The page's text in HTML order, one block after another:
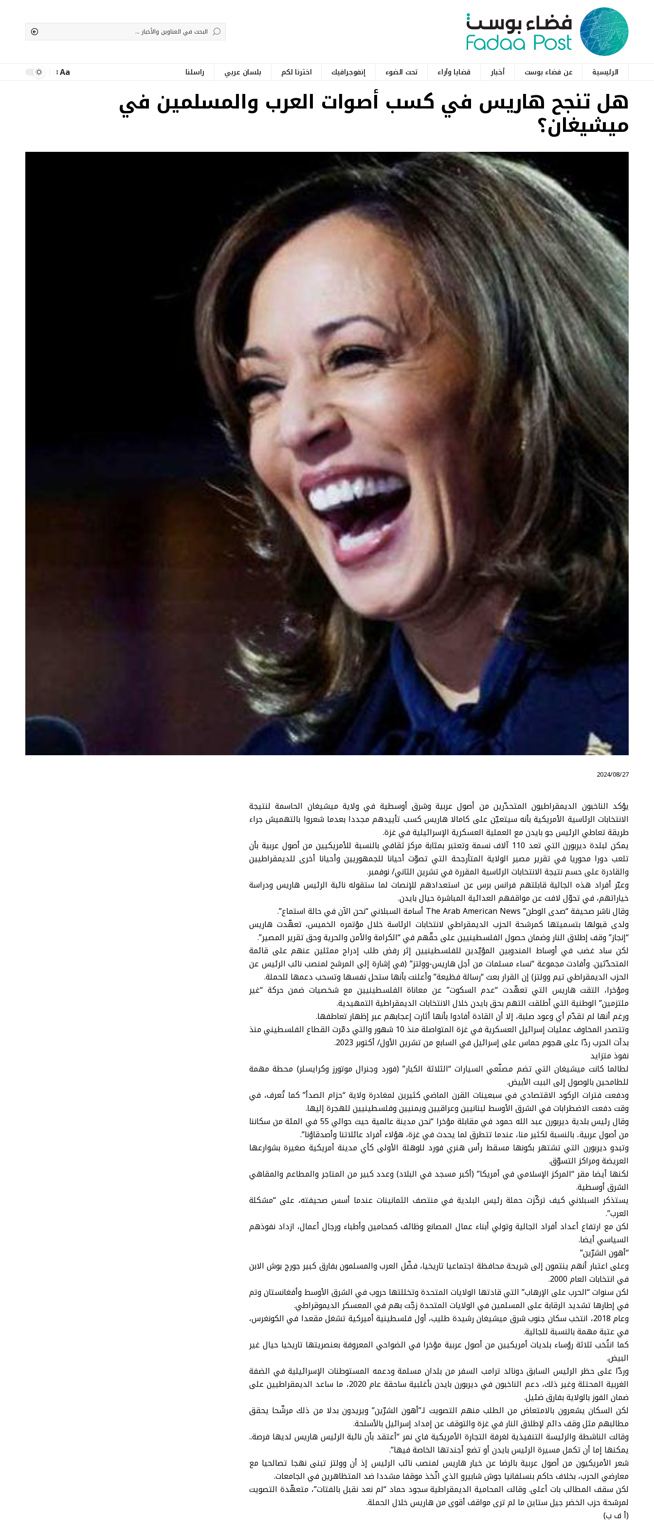
الرئيسية عن فضاء بوست أخبار قضايا وآراء تحت الضوء إنفوجرافيك اخترنا لكم بلسان عربي راسلنا
Font
Aa
هل تنجح هاريس في كسب أصوات العرب والمسلمين في
ميشيغان؟
⠀ 2024/08/27
يؤكد الناخبون الديمقراطيون المتحدّرين من أصول عربية وشرق أوسطية في ولاية ميشيغان الحاسمة لنتيجة
الانتخابات الرئاسية الأمريكية بأنه سيتعيّن على كامالا هاريس كسب تأييدهم مجددا بعدما شعروا بالتهميش جراء
طريقة تعاطي الرئيس جو بايدن مع العملية العسكرية الإسرائيلية في غزة.
يمكن لبلدة ديربورن التي تعد 110 آلاف نسمة وتعتبر بمثابة مركز ثقافي بالنسبة للأمريكيين من أصول عربية بأن
تلعب دورا محوريا في تقرير مصير الولاية المتأرجحة التي تصوّت أحيانا للجمهوريين وأحيانا أخرى للديمقراطيين
والقادرة على حسم نتيجة الانتخابات الرئاسية المقررة في تشرين الثاني/ نوفمبر.
وعبّر أفراد هذه الجالية قابلتهم فرانس برس عن استعدادهم للإنصات لما ستقوله نائبة الرئيس هاريس ودراسة
خياراتهم، في تحوّل لافت عن مواقفهم العدائية المباشرة حيال بايدن.
وقال ناشر صحيفة “صدى الوطن” The Arab American News أسامة السبلاني “نحن الآن في حالة استماع”.
ولدى قبولها بتسميتها كمرشحة الحزب الديمقراطي لانتخابات الرئاسة خلال مؤتمره الخميس، تعهّدت هاريس
“إنجاز” وقف إطلاق النار وضمان حصول الفلسطينيين على حقّهم في “الكرامة والأمن والحرية وحق تقرير المصير”.
لكن ساد غضب في أوساط المندوبين المؤيّدين للفلسطينيين إثر رفض طلب إدراج ممثلين عنهم على قائمة
المتحدّثين. وأفادت مجموعة “نساء مسلمات من أجل هاريس-وولتز” (في إشارة إلى المرشح لمنصب نائب الرئيس عن
الحزب الديمقراطي تيم وولتز) إن القرار بعث “رسالة فظيعة” وأعلنت بأنها ستحل نفسها وتسحب دعمها للحملة.
ومؤخرا، التقت هاريس التي تعهّدت “عدم السكوت” عن معاناة الفلسطينيين مع شخصيات ضمن حركة “غير
ملتزمين” الوطنية التي أطلقت التهم بحق بايدن خلال الانتخابات الديمقراطية التمهيدية.
ورغم أنها لم تقدّم أي وعود صلبة، إلا أن القادة أفادوا بأنها أثارت إعجابهم عبر إظهار تعاطفها.
وتتصدر المخاوف عمليات إسرائيل العسكرية في غزة المتواصلة منذ 10 شهور والتي دمّرت القطاع الفلسطيني منذ
بدأت الحرب ردّا على هجوم حماس على إسرائيل في السابع من تشرين الأول/ أكتوبر 2023.
نفوذ متزايد
لطالما كانت ميشيغان التي تضم مصنّعي السيارات “الثلاثة الكبار” (فورد وجنرال موتورز وكرايسلر) محطة مهمة
للطامحين بالوصول إلى البيت الأبيض.
ودفعت فترات الركود الاقتصادي في سبعينات القرن الماضي كثيرين لمغادرة ولاية “حزام الصدأ” كما تُعرف، في
وقت دفعت الاضطرابات في الشرق الأوسط لبنانيين وعراقيين ويمنيين وفلسطينيين للهجرة إليها.
وقال رئيس بلدية ديربورن عبد الله حمود في مقابلة مؤخرا “نحن مدينة عالمية حيث حوالي 55 في المئة من سكاننا
من أصول عربية.. بالنسبة لكثير منا، عندما تتطرق لما يحدث في غزة، هؤلاء أفراد عائلاتنا وأصدقاؤنا”.
وتبدو ديربورن التي تشتهر بكونها مسقط رأس هنري فورد للوهلة الأولى كأي مدينة أمريكية صغيرة بشوارعها
العريضة ومراكز التسوّق.
لكنها أيضا مقر “المركز الإسلامي في أمريكا” (أكبر مسجد في البلاد) وعدد كبير من المتاجر والمطاعم والمقاهي
الشرق أوسطية.
يستذكر السبلاني كيف تركّزت حملة رئيس البلدية في منتصف الثمانينات عندما أسس صحيفته، على “مشكلة
العرب”.
لكن مع ارتفاع أعداد أفراد الجالية وتولي أبناء عمال المصانع وظائف كمحامين وأطباء ورجال أعمال، ازداد نفوذهم
السياسي أيضا.
“أهون الشرّين”
وعلى اعتبار أنهم ينتمون إلى شريحة محافظة اجتماعيا تاريخيا، فضّل العرب والمسلمون بفارق كبير جورج بوش الابن
في انتخابات العام 2000.
لكن سنوات “الحرب على الإرهاب” التي قادتها الولايات المتحدة وتخللتها حروب في الشرق الأوسط وأفغانستان وتم
في إطارها تشديد الرقابة على المسلمين في الولايات المتحدة زجّت بهم في المعسكر الديموقراطي.
وعام 2018، انتخب سكان جنوب شرق ميشيغان رشيدة طليب، أول فلسطينية أميركية تشغل مقعدا في الكونغرس،
في عتبة مهمة بالنسبة للجالية.
كما انتُخب ثلاثة رؤساء بلديات أمريكيين من أصول عربية مؤخرا في الضواحي المعروفة بعنصريتها تاريخيا حيال غير
البيض.
وردّا على حظر الرئيس السابق دونالد ترامب السفر من بلدان مسلمة ودعمه المستوطنات الإسرائيلية في الضفة
الغربية المحتلة وغير ذلك، دعم الناخبون في ديربورن بايدن بأغلبية ساحقة عام 2020، ما ساعد الديمقراطيين على
ضمان الفوز بالولاية بفارق ضئيل.
لكن السكان يشعرون بالامتعاض من الطلب منهم التصويت لـ”أهون الشرّين” ويريدون بدلا من ذلك مرشّحا يحقق
مطالبهم مثل وقف دائم لإطلاق النار في غزة والتوقف عن إمداد إسرائيل بالأسلحة.
وقالت الناشطة والرئيسة التنفيذية لغرفة التجارة الأمريكية فاي نمر “أعتقد بأن نائبة الرئيس هاريس لديها فرصة..
يمكنها إما أن تكمل مسيرة الرئيس بايدن أو تضع أجندتها الخاصة فيها”.
شعر الأمريكيون من أصول عربية بالرضا عن خيار هاريس لمنصب نائب الرئيس إذ أن وولتز تبنى نهجا تصالحيا مع
معارضي الحرب، بخلاف حاكم بنسلفانيا جوش شابيرو الذي اتّخذ موقفا مشددا ضد المتظاهرين في الجامعات.
لكن سقف المطالب بات أعلى. وقالت المحامية الديمقراطية سجود حماد “لم نعد نقبل بالفتات”، متعهّدة التصويت
لمرشحة حزب الخضر جيل ستاين ما لم ترى مواقف أقوى من هاريس خلال الحملة.
(أ ف ب)